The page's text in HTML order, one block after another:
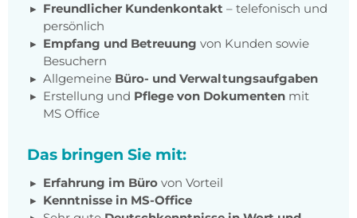
Freundlicher Kundenkontakt – telefonisch und
persönlich
Empfang und Betreuung von Kunden sowie
Besuchern
Allgemeine Büro- und Verwaltungsaufgaben
Erstellung und Pflege von Dokumenten mit
MS Office
Das bringen Sie mit:
Erfahrung im Büro von Vorteil
Kenntnisse in MS-Office